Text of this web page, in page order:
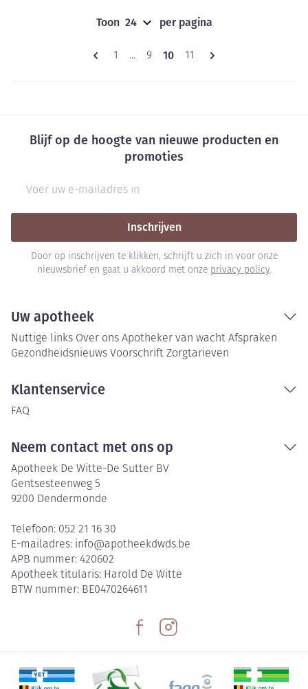
Pagina's
Pagina
1 ... Pagina
9 U lees momenteel pagina
10 Pagina
11
Toon per pagina
Blijf op de hoogte van nieuwe producten en
promoties
Inschrijven
Door op inschrijven te klikken, schrijft u zich in voor onze
nieuwsbrief en gaat u akkoord met onze privacy policy.
Uw apotheek
Nuttige links Over ons Apotheker van wacht Afspraken
Gezondheidsnieuws Voorschrift Zorgtarieven
Klantenservice
FAQ
Neem contact met ons op
Apotheek De Witte-De Sutter BV
Gentsesteenweg 5
9200 Dendermonde
Telefoon: 052 21 16 30
E-mailadres: info@apotheekdwds.be
APB nummer: 420602
Apotheek titularis: Harold De Witte
BTW nummer: BE0470264611